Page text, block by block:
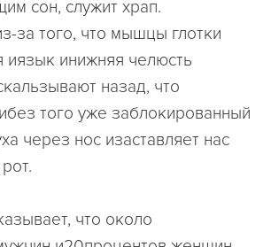
сон, служит храп.
за того, что мышцы глотки
иязык инижняя челюсть
назад, что
того уже заблокированный
через нос изаставляет нас
что около